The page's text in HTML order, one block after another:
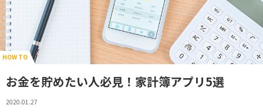
HOW TO
お金を貯めたい人必見！家計簿アプリ5選
2020.01.27